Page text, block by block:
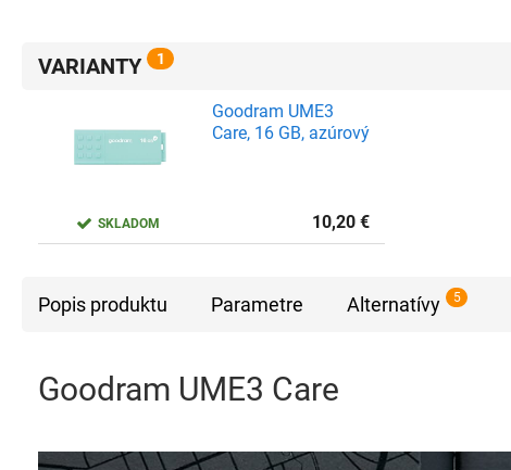
VARIANTY 1
SKLADOM
Goodram UME3
Care, 16 GB, azúrový
10,20€
Popis produktu Parametre Alternatívy 5
Goodram UME3 Care